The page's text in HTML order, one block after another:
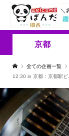
京都
全ての企画一覧
12:30 in 京都：京都駅ビ